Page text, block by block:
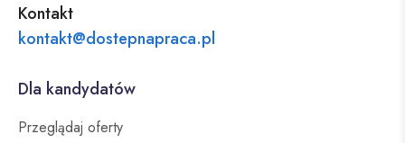
Kontakt
kontakt@dostepnapraca.pl
Dla kandydatów
Przeglądaj oferty